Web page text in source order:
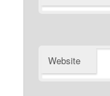
Website